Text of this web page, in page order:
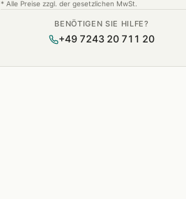
* Alle Preise zzgl. der gesetzlichen MwSt.
BENÖTIGEN SIE HILFE?
+49 7243 20 711 20